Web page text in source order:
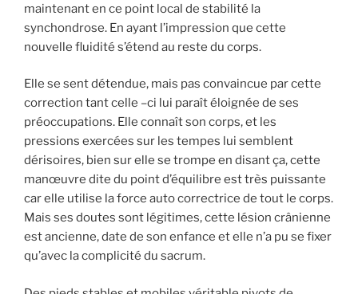
maintenant en ce point local de stabilité la
synchondrose. En ayant l’impression que cette
nouvelle fluidité s’étend au reste du corps.
Elle se sent détendue, mais pas convaincue par cette
correction tant celle –ci lui paraît éloignée de ses
préoccupations. Elle connaît son corps, et les
pressions exercées sur les tempes lui semblent
dérisoires, bien sur elle se trompe en disant ça, cette
manœuvre dite du point d’équilibre est très puissante
car elle utilise la force auto correctrice de tout le corps.
Mais ses doutes sont légitimes, cette lésion crânienne
est ancienne, date de son enfance et elle n’a pu se fixer
qu’avec la complicité du sacrum.